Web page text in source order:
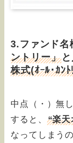
3.ファンド名
ントリー」
株式(ｵｰﾙ･ｶﾝ
中点（・）無
すると、 “楽天
なってしまう